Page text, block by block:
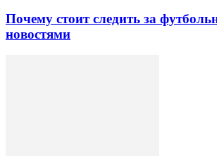
Почему стоит следить за
новостями